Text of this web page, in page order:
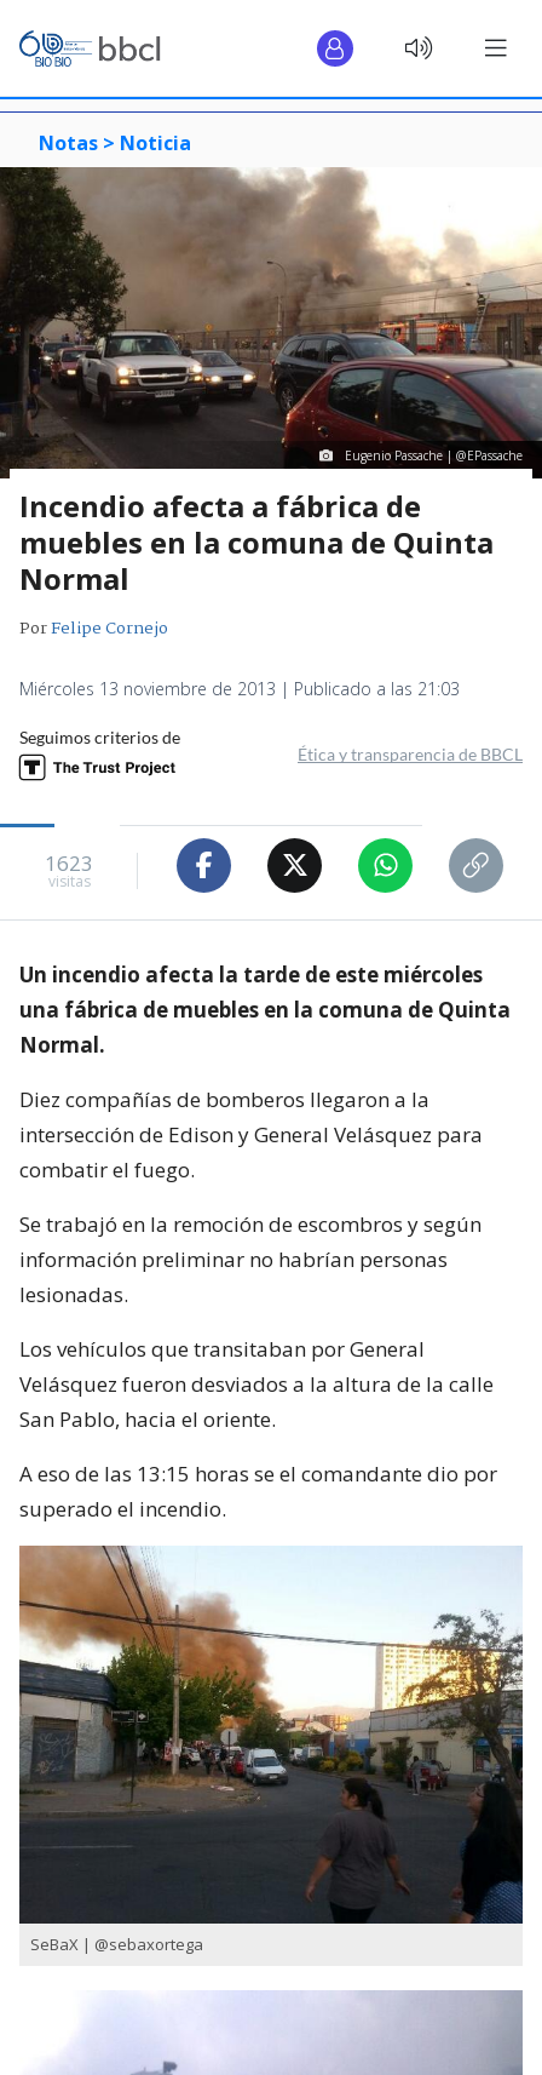
Notas > Noticia
Eugenio Passache | ‏@EPassache
Incendio afecta a fábrica de
muebles en la comuna de Quinta
Normal
PorFelipe Cornejo
Miércoles 13 noviembre de 2013 | Publicado a las 21:03
Seguimos criterios de
Ética y transparencia de BBCL
1623
visitas
Un incendio afecta la tarde de este miércoles
una fábrica de muebles en la comuna de Quinta
Normal.
Diez compañías de bomberos llegaron a la
intersección de Edison y General Velásquez para
combatir el fuego.
Se trabajó en la remoción de escombros y según
información preliminar no habrían personas
lesionadas.
Los vehículos que transitaban por General
Velásquez fueron desviados a la altura de la calle
San Pablo, hacia el oriente.
A eso de las 13:15 horas se el comandante dio por
superado el incendio.
SeBaX | ‏@sebaxortega